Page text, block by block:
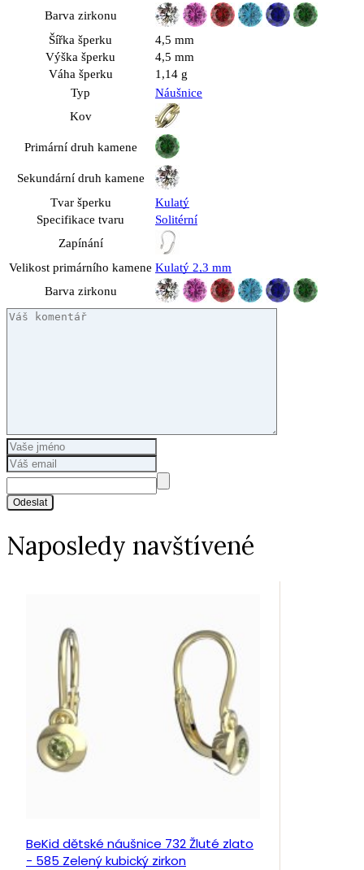
Barva zirkonu
Šířka šperku
4,5 mm
Výška šperku
4,5 mm
Váha šperku
1,14 g
Typ
Náušnice
Kov
Primární druh kamene
Sekundární druh kamene
Tvar šperku
Kulatý
Specifikace tvaru
Solitérní
Zapínání
Velikost primárního kamene Kulatý 2,3 mm
Barva zirkonu
Odeslat
Naposledy navštívené
BeKid dětské náušnice 732 Žluté zlato
- 585 Zelený kubický zirkon